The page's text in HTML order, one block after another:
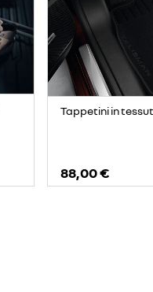
Tappetini in
88,00 €